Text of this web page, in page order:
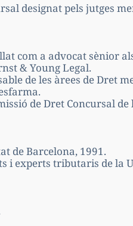
designat pels jutges
com a advocat sènior
& Young Legal.
de les àrees de Dret
de Dret Concursal de
de Barcelona, 1991.
i experts tributaris de la